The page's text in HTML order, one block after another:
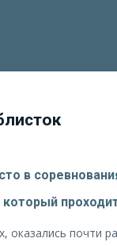
в
оказались почти